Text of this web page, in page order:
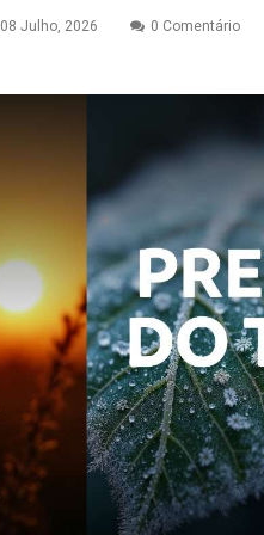
08 Julho, 2026 0 Comentário